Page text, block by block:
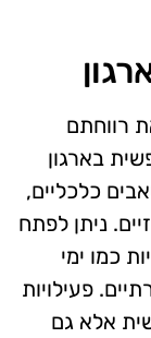
רווחתם
בארגון
כלכליים,
ניתן לפתח
כמו ימי
פעילויות
אלא גם